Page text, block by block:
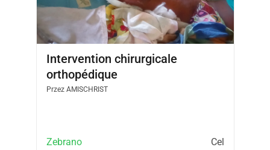
Intervention chirurgicale
orthopédique
PrzezAMISCHRIST
Zebrano Cel